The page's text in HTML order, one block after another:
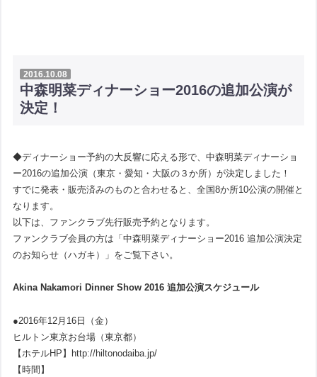
2016.10.08
中森明菜ディナーショー2016の追加公演が
決定！
◆ディナーショー予約の大反響に応える形で、中森明菜ディナーショ
ー2016の追加公演（東京・愛知・大阪の３か所）が決定しました！
すでに発表・販売済みのものと合わせると、全国8か所10公演の開催と
なります。
以下は、ファンクラブ先行販売予約となります。
ファンクラブ会員の方は「中森明菜ディナーショー2016 追加公演決定
のお知らせ（ハガキ）」をご覧下さい。
Akina Nakamori Dinner Show 2016 追加公演スケジュール
●2016年12月16日（金）
ヒルトン東京お台場（東京都）
【ホテルHP】http://hiltonodaiba.jp/
【時間】